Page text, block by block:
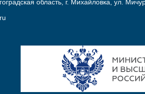
область, г. Михайловка, ул.